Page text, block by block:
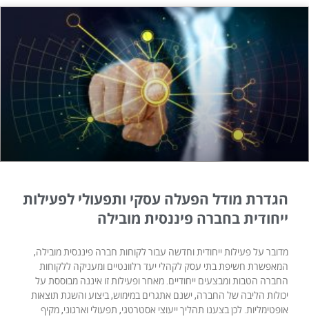
הגדרת מודל הפעלה עסקי ותפעולי לפעילות
ייחודית בחברה פיננסית מובילה
מדובר על פעילות ייחודית וחדשה עבור לקוחות חברה פיננסית מובילה,
המאפשרת חשיפת בתי עסק לקהלי יעד רלוונטיים ומעניקה ללקוחות
החברה הטבות ומבצעים ייחודיים. מאחר ופעילות זו איננה מבוססת על
יכולות הליבה של החברה, ישנם אתגרים במימוש, ביצוע והשגת תוצאות
אופטימליות. לכן בצענו תהליך ייעוצי אסטרטגי, תפעולי וארגוני, מקיף